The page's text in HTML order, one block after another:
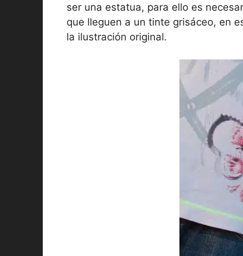
ser una estatua, para ello es
que lleguen a un tinte grisáceo, en
la ilustración original.